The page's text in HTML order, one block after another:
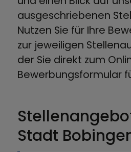
ausgeschriebenen
Nutzen Sie für Ihre
zur jeweiligen
der Sie direkt zum
Bewerbungsformular
Stadt